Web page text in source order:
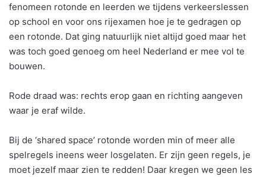
fenomeen rotonde en leerden we tijdens verkeerslessen
op school en voor ons rijexamen hoe je te gedragen op
een rotonde. Dat ging natuurlijk niet altijd goed maar het
was toch goed genoeg om heel Nederland er mee vol te
bouwen.
Rode draad was: rechts erop gaan en richting aangeven
waar je eraf wilde.
Bij de ‘shared space’ rotonde worden min of meer alle
spelregels ineens weer losgelaten. Er zijn geen regels, je
moet jezelf maar zien te redden! Daar kregen we geen les